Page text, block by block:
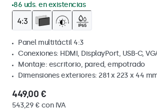
86 uds. en existencias
Panel multitáctil 4:3
Conexiones: HDMI, DisplayPort, USB-C,
Montaje: escritorio, pared, empotrado
Dimensiones exteriores: 281 x 223 x 44
449,00 €
543,29 € con IVA